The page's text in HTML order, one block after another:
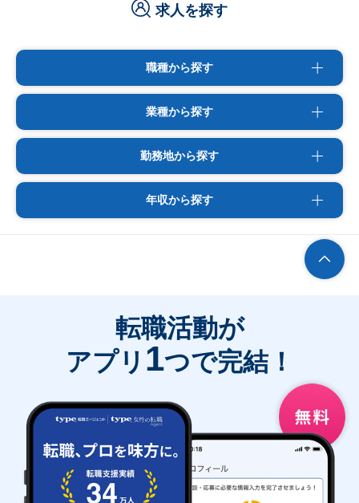
求人を探す
職種から探す
業種から探す
勤務地から探す
年収から探す
転職活動が
アプリ 1つで完結！